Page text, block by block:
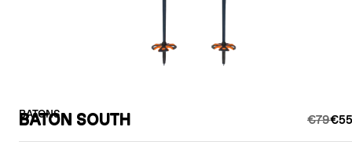
BATONS
BATON SOUTH €79